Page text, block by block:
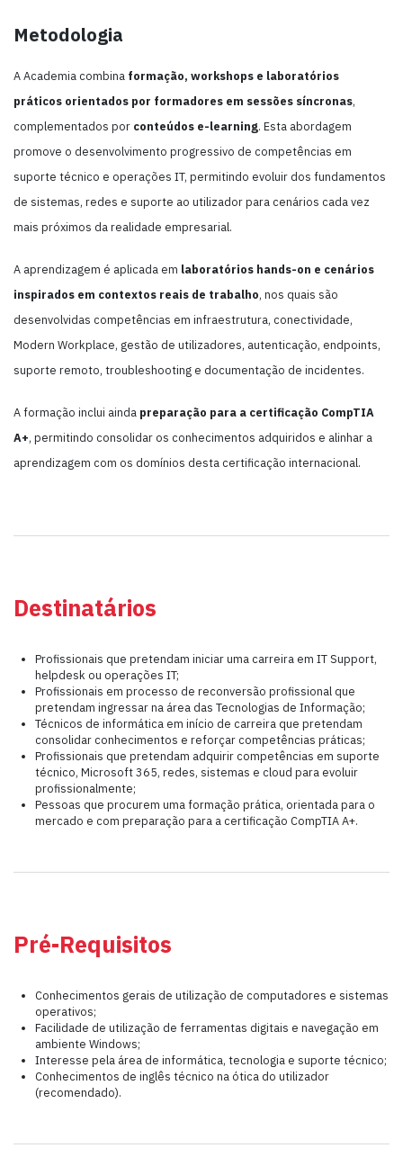
Metodologia
A Academia combina formação, workshops e laboratórios
práticos orientados por formadores em sessões síncronas,
complementados por conteúdos e-learning. Esta abordagem
promove o desenvolvimento progressivo de competências em
suporte técnico e operações IT, permitindo evoluir dos fundamentos
de sistemas, redes e suporte ao utilizador para cenários cada vez
mais próximos da realidade empresarial.
A aprendizagem é aplicada em laboratórios hands-on e cenários
inspirados em contextos reais de trabalho, nos quais são
desenvolvidas competências em infraestrutura, conectividade,
Modern Workplace, gestão de utilizadores, autenticação, endpoints,
suporte remoto, troubleshooting e documentação de incidentes.
A formação inclui ainda preparação para a certificação CompTIA
A+, permitindo consolidar os conhecimentos adquiridos e alinhar a
aprendizagem com os domínios desta certificação internacional.
Destinatários
Profissionais que pretendam iniciar uma carreira em IT Support,
helpdesk ou operações IT;
Profissionais em processo de reconversão profissional que
pretendam ingressar na área das Tecnologias de Informação;
Técnicos de informática em início de carreira que pretendam
consolidar conhecimentos e reforçar competências práticas;
Profissionais que pretendam adquirir competências em suporte
técnico, Microsoft 365, redes, sistemas e cloud para evoluir
profissionalmente;
Pessoas que procurem uma formação prática, orientada para o
mercado e com preparação para a certificação CompTIA A+.
Pré-Requisitos
Conhecimentos gerais de utilização de computadores e sistemas
operativos;
Facilidade de utilização de ferramentas digitais e navegação em
ambiente Windows;
Interesse pela área de informática, tecnologia e suporte técnico;
Conhecimentos de inglês técnico na ótica do utilizador
(recomendado).